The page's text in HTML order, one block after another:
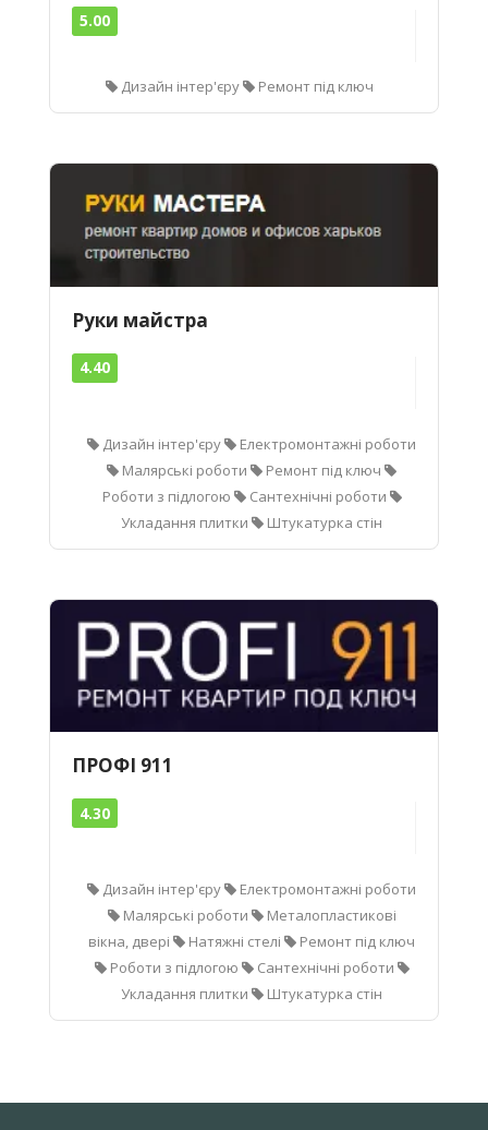
5.00
Дизайн інтер'єру Ремонт під ключ
Руки майстра
4.40
Дизайн інтер'єру
Електромонтажні роботи
Малярські роботи
Ремонт під ключ
Роботи з підлогою
Сантехнічні роботи
Укладання плитки
Штукатурка стін
ПРОФІ 911
4.30
Дизайн інтер'єру
Електромонтажні роботи
Малярські роботи
Металопластикові
вікна, двері
Натяжні стелі
Ремонт під ключ
Роботи з підлогою
Сантехнічні роботи
Укладання плитки
Штукатурка стін